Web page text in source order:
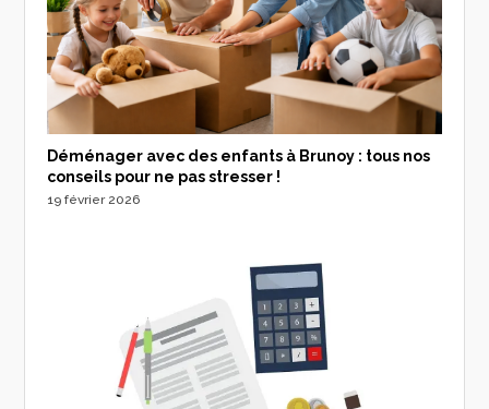
Déménager avec des enfants à Brunoy : tous nos
conseils pour ne pas stresser !
19 février 2026